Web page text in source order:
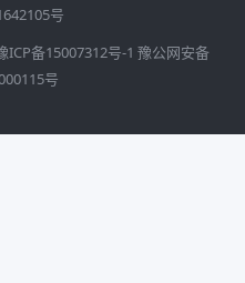
号
ICP备15007312号-1 豫公网安备
号